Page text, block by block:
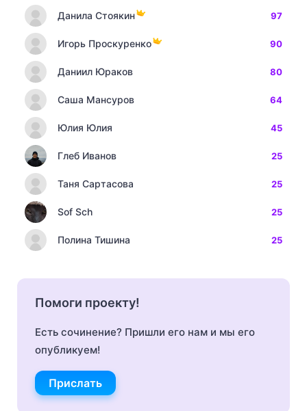
Данила Стоякин 97
Игорь Проскуренко 90
Даниил Юраков 80
Саша Мансуров 64
Юлия Юлия 45
Глеб Иванов 25
Таня Сартасова 25
Sof Sch 25
Полина Тишина 25
Помоги проекту!
Есть сочинение? Пришли его нам и мы его
опубликуем!
Прислать